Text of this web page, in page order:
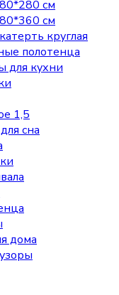
см
см
круглая
полотенца
для кухни
1,5
сна
дома